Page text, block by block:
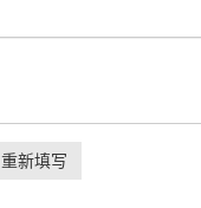
重新填写